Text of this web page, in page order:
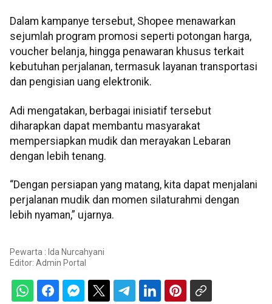
Dalam kampanye tersebut, Shopee menawarkan
sejumlah program promosi seperti potongan harga,
voucher belanja, hingga penawaran khusus terkait
kebutuhan perjalanan, termasuk layanan transportasi
dan pengisian uang elektronik.
Adi mengatakan, berbagai inisiatif tersebut
diharapkan dapat membantu masyarakat
mempersiapkan mudik dan merayakan Lebaran
dengan lebih tenang.
“Dengan persiapan yang matang, kita dapat menjalani
perjalanan mudik dan momen silaturahmi dengan
lebih nyaman,” ujarnya.
Pewarta : Ida Nurcahyani
Editor: Admin Portal